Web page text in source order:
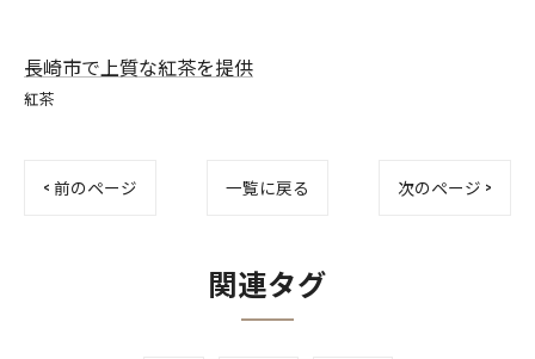
長崎市で上質な紅茶を提供
紅茶
< 前のページ 一覧に戻る 次のページ >
関連タグ